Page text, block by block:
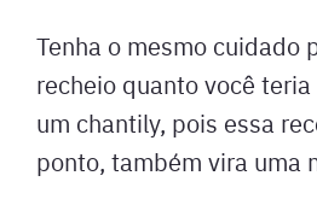
Tenha o mesmo cuidado
recheio quanto você
um chantily, pois essa
ponto, também vira uma